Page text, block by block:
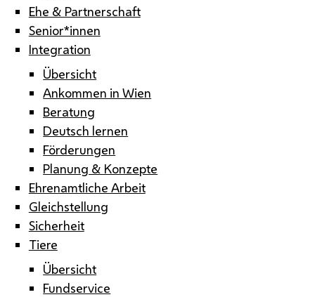
Ehe & Partnerschaft
Senior*innen
Integration
Übersicht
Ankommen in Wien
Beratung
Deutsch lernen
Förderungen
Planung & Konzepte
Ehrenamtliche Arbeit
Gleichstellung
Sicherheit
Tiere
Übersicht
Fundservice